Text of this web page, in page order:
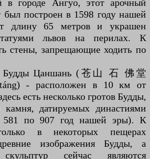
в городе Ангуо, этот арочный
построен в 1598 году нашей
длину 65 метров и украшен
львов на перилах. К
стены, запрещающие ходить по
Будды Цаншань (苍山 石 佛堂
- расположен в 10 км от
есть несколько гротов Будды,
камня, датируемых династиями
по 907 год нашей эры). К
в некоторых пещерах
изображения Будды, а
сейчас являются